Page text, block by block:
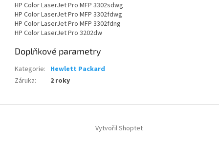
HP Color LaserJet Pro MFP 3302sdwg
HP Color LaserJet Pro MFP 3302fdwg
HP Color LaserJet Pro MFP 3302fdng
HP Color LaserJet Pro 3202dw
Doplňkové parametry
Kategorie: Hewlett Packard
Záruka: 2 roky
Vytvořil Shoptet